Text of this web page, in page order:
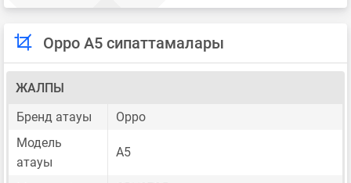
Oppo A5 сипаттамалары
ЖАЛПЫ
Бренд атауы
Oppo
Модель
атауы
A5